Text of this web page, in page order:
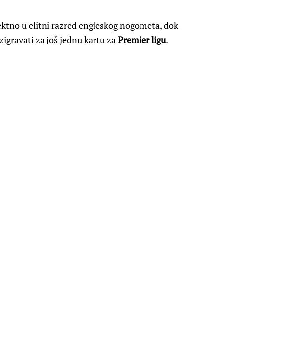
u elitni razred engleskog nogometa, dok
za još jednu kartu zaPremier ligu.